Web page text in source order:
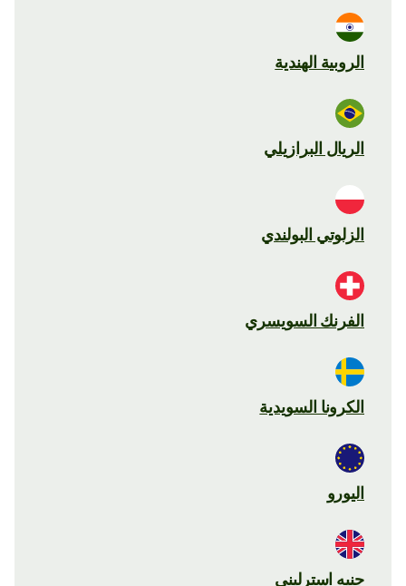
الروبية الهندية
الريال البرازيلي
الزلوتي البولندي
الفرنك السويسري
الكرونا السويدية
اليورو
جنيه استرليني